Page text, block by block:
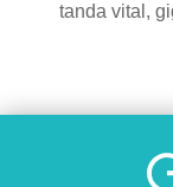
tanda vital,